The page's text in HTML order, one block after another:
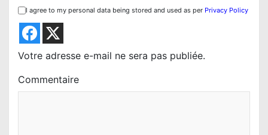
d
I agree to my personal data being stored and used as per Privacy Policy
Votre adresse e-mail ne sera pas publiée.
Commentaire